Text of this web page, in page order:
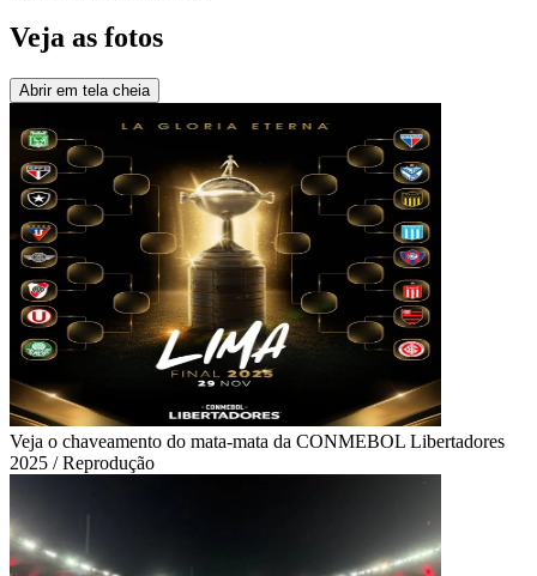
Veja as fotos
Abrir em tela cheia
Veja o chaveamento do mata-mata da CONMEBOL Libertadores
2025 / Reprodução